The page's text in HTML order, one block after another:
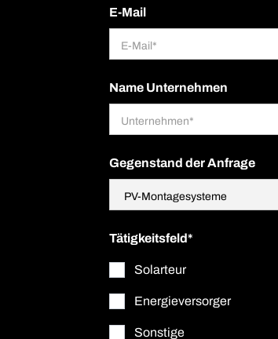
E-Mail
Name Unternehmen
Gegenstand der Anfrage
Tätigkeitsfeld*
Solarteur
Energieversorger
Sonstige